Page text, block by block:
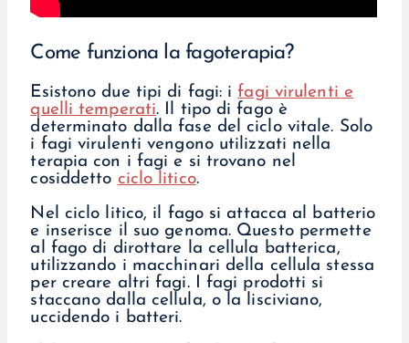
Come funziona la fagoterapia?
Esistono due tipi di fagi: ifagi virulenti e
quelli temperati. Il tipo di fago è
determinato dalla fase del ciclo vitale. Solo
i fagi virulenti vengono utilizzati nella
terapia con i fagi e si trovano nel
cosiddetto ciclo litico.
Nel ciclo litico, il fago si attacca al batterio
e inserisce il suo genoma. Questo permette
al fago di dirottare la cellula batterica,
utilizzando i macchinari della cellula stessa
per creare altri fagi. I fagi prodotti si
staccano dalla cellula, o la lisciviano,
uccidendo i batteri.